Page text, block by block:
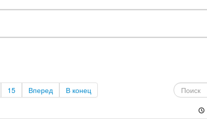
15 Вперед В конец